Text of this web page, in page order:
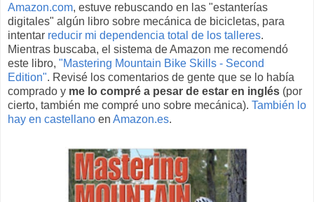
Amazon.com, estuve rebuscando en las "estanterías
digitales" algún libro sobre mecánica de bicicletas, para
intentar reducir mi dependencia total de los talleres.
Mientras buscaba, el sistema de Amazon me recomendó
este libro, "Mastering Mountain Bike Skills - Second
Edition". Revisé los comentarios de gente que se lo había
comprado y me lo compré a pesar de estar en inglés (por
cierto, también me compré uno sobre mecánica). También lo
hay en castellano en Amazon.es.